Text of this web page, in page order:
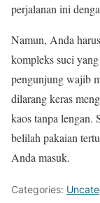
perjalanan ini
Namun, Anda
kompleks suci
pengunjung wajib
dilarang keras
kaos tanpa lengan.
belilah pakaian
Anda masuk.
Categories: